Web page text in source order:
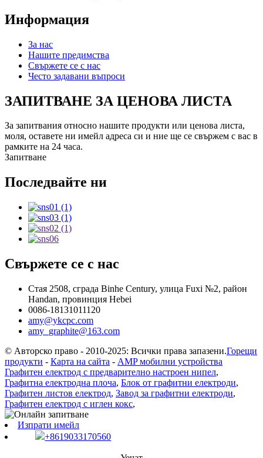
Информация
За нас
Нашите предимства
Свържете се с нас
Често задавани въпроси
ЗАПИТВАНЕ ЗА ЦЕНОВА ЛИСТА
За запитвания относно нашите продукти или ценова листа,
моля, оставете ни имейл адреса си и ние ще се свържем с вас в
рамките на 24 часа.
Запитване
Последвайте ни
Свържете се с нас
Стая 2508, сграда Binhe Century, улица Fuxi №2, район
Handan, провинция Hebei
0086-18131011120
amy@ykcpc.com
amy_graphite@163.com
© Авторско право - 2010-2025: Всички права запазени.Горещи
продукти - Карта на сайта - AMP мобилни устройства
Графитен електрод с предварително настроен нипел,
Графитна електродна плоча, Блок от графитни електроди,
Графитен листов електрод, Завод за графитни електроди,
Графитен електрод с иглен кокс,
Изпрати имейл
+8619033170560